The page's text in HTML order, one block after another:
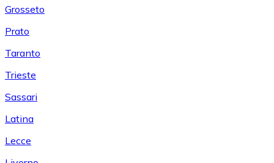
Grosseto
Prato
Taranto
Trieste
Sassari
Latina
Lecce